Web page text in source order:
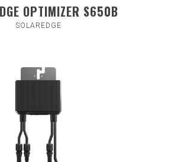
OPTIMIZER S650B
SOLAREDGE